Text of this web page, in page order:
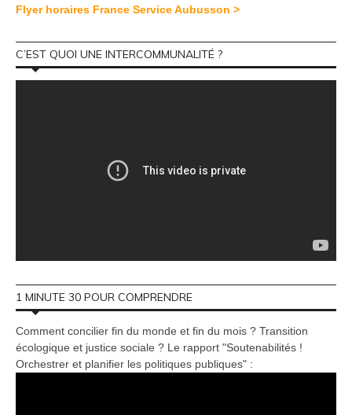
Flyer horaires France Service Aubusson >
C’EST QUOI UNE INTERCOMMUNALITÉ ?
1 MINUTE 30 POUR COMPRENDRE
Comment concilier fin du monde et fin du mois ? Transition
écologique et justice sociale ? Le rapport "Soutenabilités !
Orchestrer et planifier les politiques publiques" :